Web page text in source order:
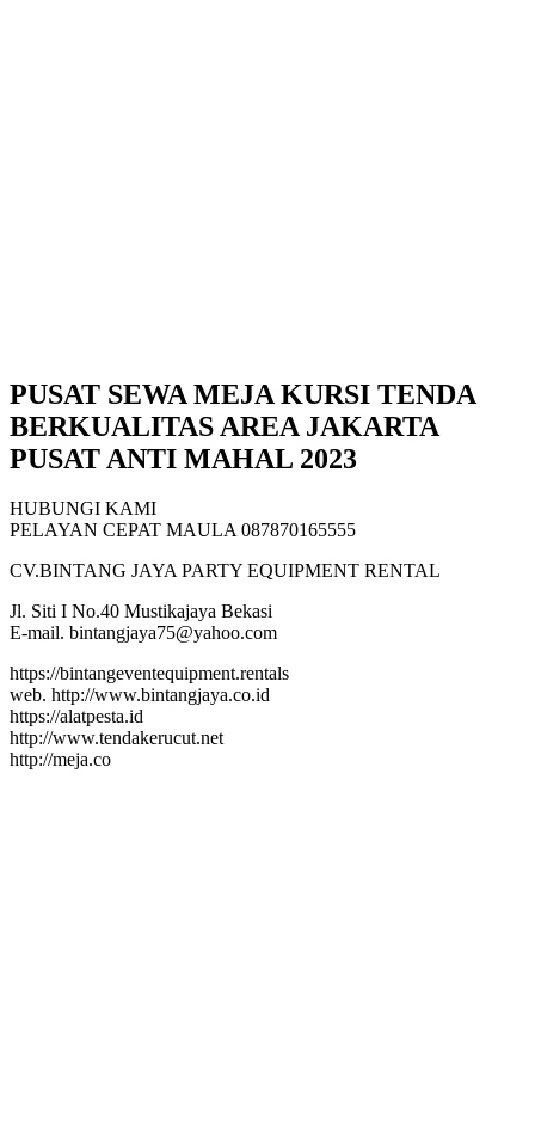
PUSAT SEWA MEJA KURSI TENDA
BERKUALITAS AREA JAKARTA
PUSAT ANTI MAHAL 2023
HUBUNGI KAMI
PELAYAN CEPAT MAULA 087870165555
CV.BINTANG JAYA PARTY EQUIPMENT RENTAL
Jl. Siti I No.40 Mustikajaya Bekasi
E-mail. bintangjaya75@yahoo.com
https://bintangeventequipment.rentals
web. http://www.bintangjaya.co.id
https://alatpesta.id
http://www.tendakerucut.net
http://meja.co